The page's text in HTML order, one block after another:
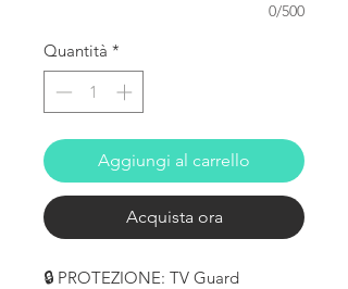
0/500
Quantità *
Aggiungi al carrello
Acquista ora
🔒 PROTEZIONE: TV Guard